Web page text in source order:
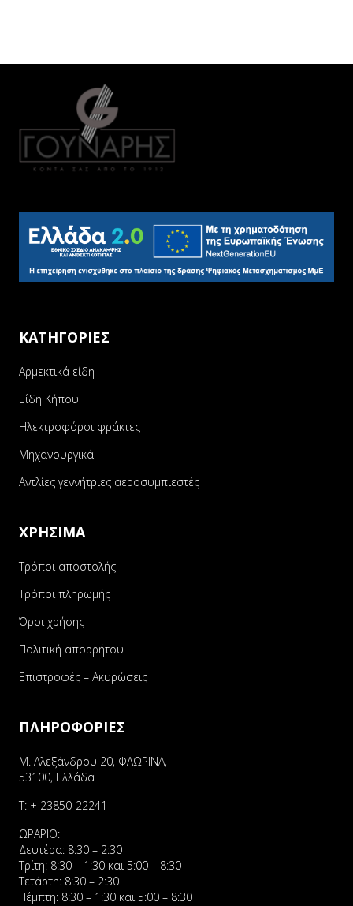
ΚΑΤΗΓΟΡΙΕΣ
Αρμεκτικά είδη
Είδη Κήπου
Ηλεκτροφόροι φράκτες
Μηχανουργικά
Αντλίες γεννήτριες αεροσυμπιεστές
ΧΡΗΣΙΜΑ
Τρόποι αποστολής
Τρόποι πληρωμής
Όροι χρήσης
Πολιτική απορρήτου
Επιστροφές – Ακυρώσεις
ΠΛΗΡΟΦΟΡΙΕΣ
Μ. Αλεξάνδρου 20, ΦΛΩΡΙΝΑ,
53100, Ελλάδα
Τ: + 23850-22241
ΩΡΑΡΙΟ:
Δευτέρα: 8:30 – 2:30
Τρίτη: 8:30 – 1:30 και 5:00 – 8:30
Τετάρτη: 8:30 – 2:30
Πέμπτη: 8:30 – 1:30 και 5:00 – 8:30